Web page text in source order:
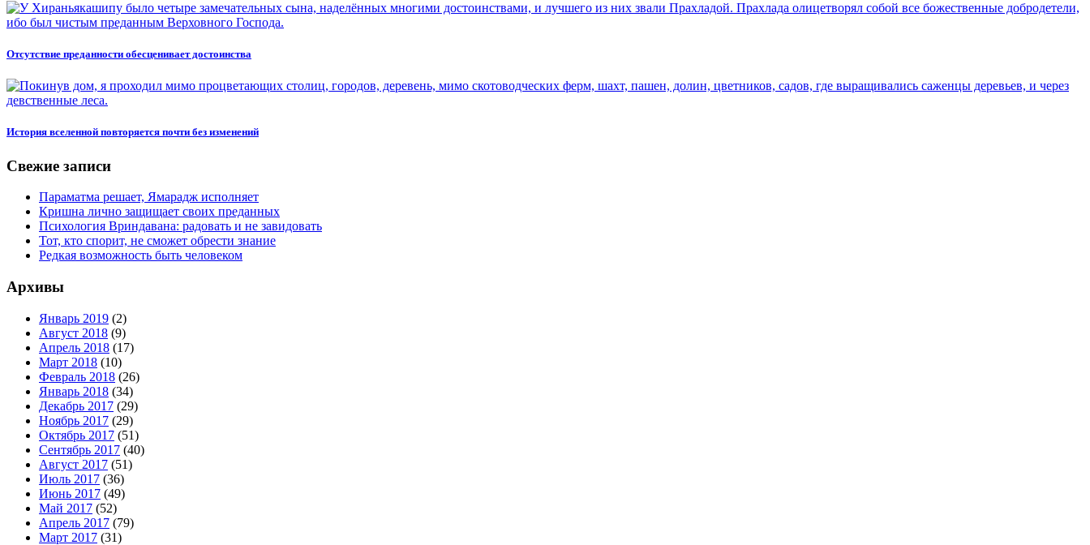
Отсутствие преданности обесценивает достоинства
История вселенной повторяется почти без изменений
Свежие записи
Параматма решает, Ямарадж исполняет
Кришна лично защищает своих преданных
Психология Вриндавана: радовать и не завидовать
Тот, кто спорит, не сможет обрести знание
Редкая возможность быть человеком
Архивы
Январь 2019 (2)
Август 2018 (9)
Апрель 2018 (17)
Март 2018 (10)
Февраль 2018 (26)
Январь 2018 (34)
Декабрь 2017 (29)
Ноябрь 2017 (29)
Октябрь 2017 (51)
Сентябрь 2017 (40)
Август 2017 (51)
Июль 2017 (36)
Июнь 2017 (49)
Май 2017 (52)
Апрель 2017 (79)
Март 2017 (31)